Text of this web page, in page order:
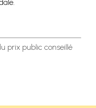
prix public conseillé